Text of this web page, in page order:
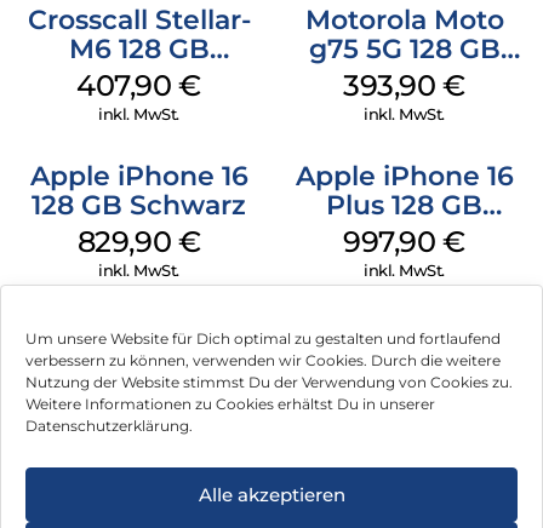
Um unsere Website für Dich optimal zu gestalten und fortlaufend
verbessern zu können, verwenden wir Cookies. Durch die weitere
Nutzung der Website stimmst Du der Verwendung von Cookies zu.
Weitere Informationen zu Cookies erhältst Du in unserer
Datenschutzerklärung.
Alle akzeptieren
Crosscall Stellar-
M6 128 GB
Schwarz
407,90€
inkl. MwSt.
Motorola Moto
g75 5G 128 GB
Charcoal Gray
393,90€
inkl. MwSt.
Apple iPhone 16
128 GB Schwarz
829,90 €
inkl. MwSt.
Apple iPhone 16
Plus 128 GB
Schwarz
997,90€
inkl. MwSt.
Impressum
Können wir Dir behilflich sein?